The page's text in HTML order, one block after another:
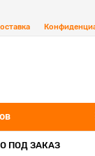
ПОД ЗАКАЗ